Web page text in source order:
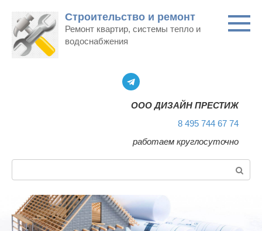
контенту
Строительство и ремонт
Ремонт квартир, системы тепло и
водоснабжения
ООО ДИЗАЙН ПРЕСТИЖ
8 495 744 67 74
работаем круглосуточно